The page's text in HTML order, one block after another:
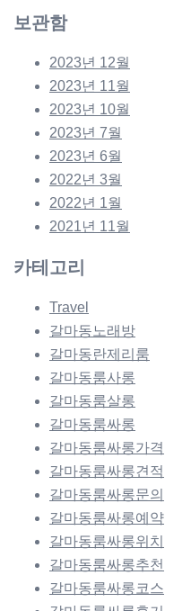
보관함
2023년 12월
2023년 11월
2023년 10월
2023년 7월
2023년 6월
2022년 3월
2022년 1월
2021년 11월
카테고리
Travel
갈마동노래방
갈마동란제리룸
갈마동룸사롱
갈마동룸살롱
갈마동룸싸롱
갈마동룸싸롱가격
갈마동룸싸롱견적
갈마동룸싸롱문의
갈마동룸싸롱예약
갈마동룸싸롱위치
갈마동룸싸롱추천
갈마동룸싸롱코스